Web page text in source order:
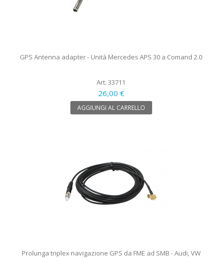
GPS Antenna adapter - Unità Mercedes APS 30 a Comand 2.0
Art. 33711
26,00 €
AGGIUNGI AL CARRELLO
Prolunga triplex navigazione GPS da FME ad SMB - Audi, VW